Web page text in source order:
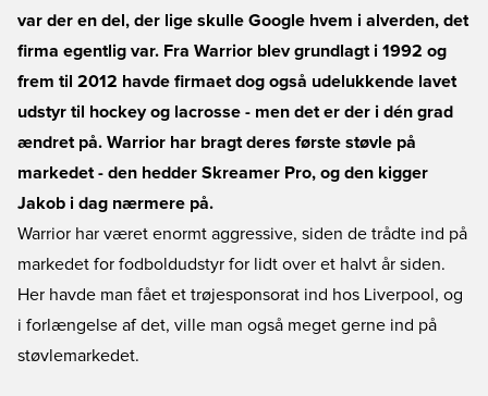
var der en del, der lige skulle Google hvem i alverden, det
firma egentlig var. Fra Warrior blev grundlagt i 1992 og
frem til 2012 havde firmaet dog også udelukkende lavet
udstyr til hockey og lacrosse - men det er der i dén grad
ændret på. Warrior har bragt deres første støvle på
markedet - den hedder Skreamer Pro, og den kigger
Jakob i dag nærmere på.
Warrior har været enormt aggressive, siden de trådte ind på
markedet for fodboldudstyr for lidt over et halvt år siden.
Her havde man fået et trøjesponsorat ind hos Liverpool, og
i forlængelse af det, ville man også meget gerne ind på
støvlemarkedet.